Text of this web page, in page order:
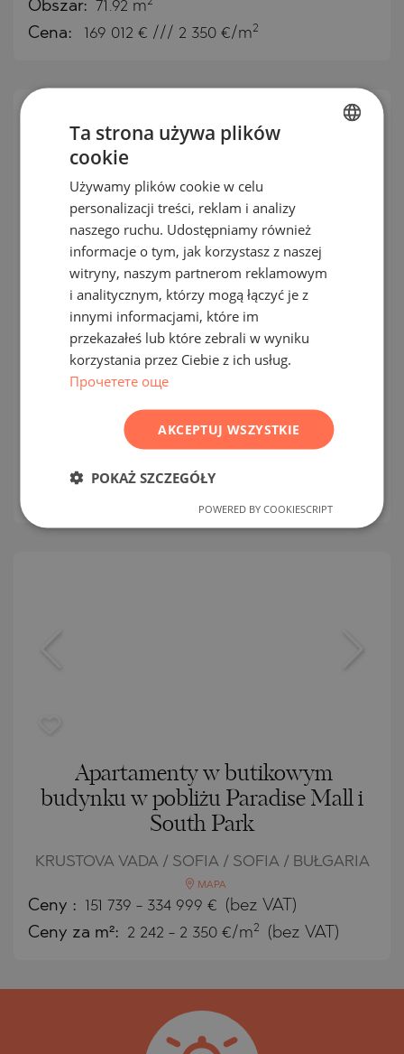
Obszar: 71.92 m
Cena: 169 012 € /// 2 350 €/m2
OFERTA
JEDNOSTKOWA
Trzypokojowy apartament z
ogrodem w nowym, ekskluzywnym
budynku w pobliżu Paradise Mall i
South Park
KRUSTOVA VADA / SOFIA / SOFIA / BUŁGARIA
MAPA
Obszar: 137.69 m
Apartamenty w butikowym
budynku w pobliżu Paradise Mall i
South Park
KRUSTOVA VADA / SOFIA / SOFIA / BUŁGARIA
MAPA
Ceny : 151 739 - 334 999 € (bez VAT)
Ceny za m²: 2 242 - 2 350 €/m2 (bez VAT)
GERMAN
FRENCH
ROMANIAN
Ta strona używa plików
cookie
Używamy plików cookie w celu
personalizacji treści, reklam i analizy
naszego ruchu. Udostępniamy również
informacje o tym, jak korzystasz z naszej
witryny, naszym partnerom reklamowym
i analitycznym, którzy mogą łączyć je z
innymi informacjami, które im
przekazałeś lub które zebrali w wyniku
korzystania przez Ciebie z ich usług.
Прочетете още
AKCEPTUJ WSZYSTKIE
POKAŻ SZCZEGÓŁY
POWERED BY COOKIESCRIPT